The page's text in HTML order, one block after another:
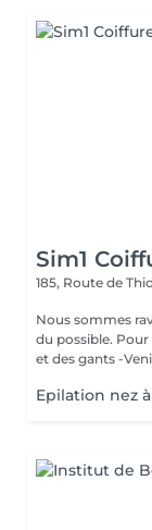
Sim1
185, Route de
Nous sommes
du possible.
et des gants -
Epilation nez